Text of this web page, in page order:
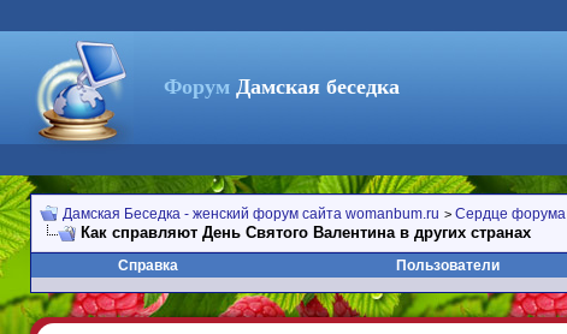
Форум Дамская беседка
Дамская Беседка - женский форум сайта womanbum.ru > Сердце форума
Как справляют День Святого Валентина в других странах
Справка Пользователи